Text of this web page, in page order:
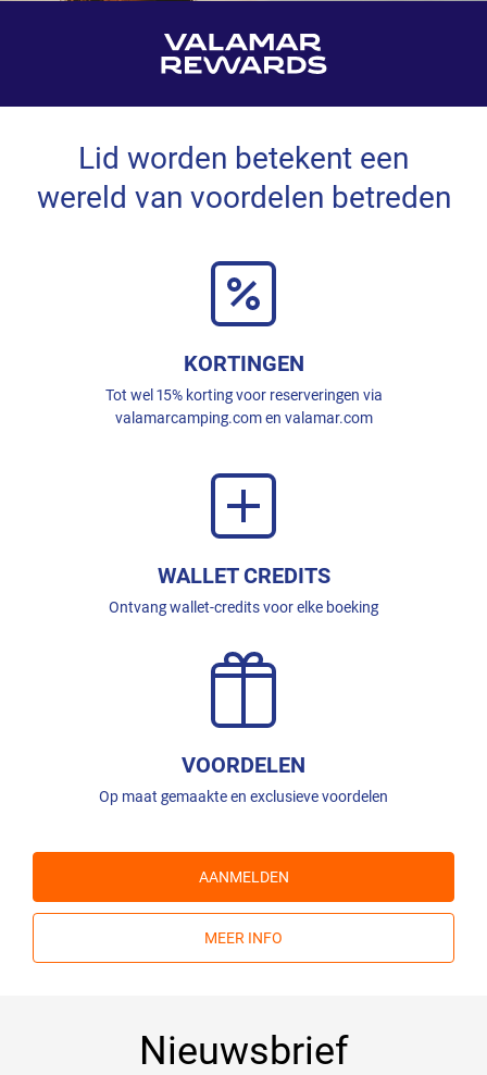
Lid worden betekent een
wereld van voordelen betreden
KORTINGEN
Tot wel 15% korting voor reserveringen via
valamarcamping.com en valamar.com
WALLET CREDITS
Ontvang wallet-credits voor elke boeking
VOORDELEN
Op maat gemaakte en exclusieve voordelen
AANMELDEN
MEER INFO
Nieuwsbrief